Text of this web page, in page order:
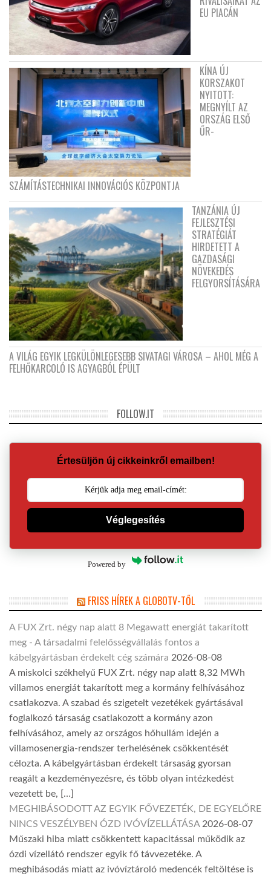
EU PIACÁN
KÍNA ÚJ
KORSZAKOT
NYITOTT:
MEGNYÍLT AZ
ORSZÁG ELSŐ
ŰR-
SZÁMÍTÁSTECHNIKAI INNOVÁCIÓS KÖZPONTJA
TANZÁNIA ÚJ
FEJLESZTÉSI
STRATÉGIÁT
HIRDETETT A
GAZDASÁGI
NÖVEKEDÉS
FELGYORSÍTÁSÁRA
A VILÁG EGYIK LEGKÜLÖNLEGESEBB SIVATAGI VÁROSA – AHOL MÉG A
FELHŐKARCOLÓ IS AGYAGBÓL ÉPÜLT
FOLLOW.IT
Értesüljön új cikkeinkről emailben!
Véglegesítés
Powered by
FRISS HÍREK A GLOBOTV-TŐL
A FUX Zrt. négy nap alatt 8 Megawatt energiát takarított
meg - A társadalmi felelősségvállalás fontos a
kábelgyártásban érdekelt cég számára 2026-08-08
A miskolci székhelyű FUX Zrt. négy nap alatt 8,32 MWh
villamos energiát takarított meg a kormány felhívásához
csatlakozva. A szabad és szigetelt vezetékek gyártásával
foglalkozó társaság csatlakozott a kormány azon
felhívásához, amely az országos hőhullám idején a
villamosenergia-rendszer terhelésének csökkentését
célozta. A kábelgyártásban érdekelt társaság gyorsan
reagált a kezdeményezésre, és több olyan intézkedést
vezetett be, […]
MEGHIBÁSODOTT AZ EGYIK FŐVEZETÉK, DE EGYELŐRE
NINCS VESZÉLYBEN ÓZD IVÓVÍZELLÁTÁSA 2026-08-07
Műszaki hiba miatt csökkentett kapacitással működik az
ózdi vízellátó rendszer egyik fő távvezetéke. A
meghibásodás miatt az ivóvíztároló medencék feltöltése is